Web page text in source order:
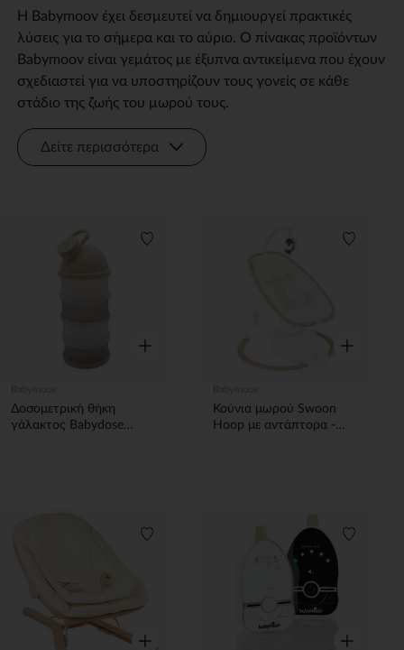
Η Babymoov έχει δεσμευτεί να δημιουργεί πρακτικές
λύσεις για το σήμερα και το αύριο. Ο πίνακας προϊόντων
Babymoov είναι γεμάτος με έξυπνα αντικείμενα που έχουν
σχεδιαστεί για να υποστηρίζουν τους γονείς σε κάθε
στάδιο της ζωής του μωρού τους.
Δείτε περισσότερα
Γρήγορη επισκόπηση
Δοσομετρική θήκη
γάλακτος Babydose
Γρήγορη
Κούνια μωρού Swoon
Hoop με αντάπτορα -
Γρήγορη επισκόπηση Γρήγορη